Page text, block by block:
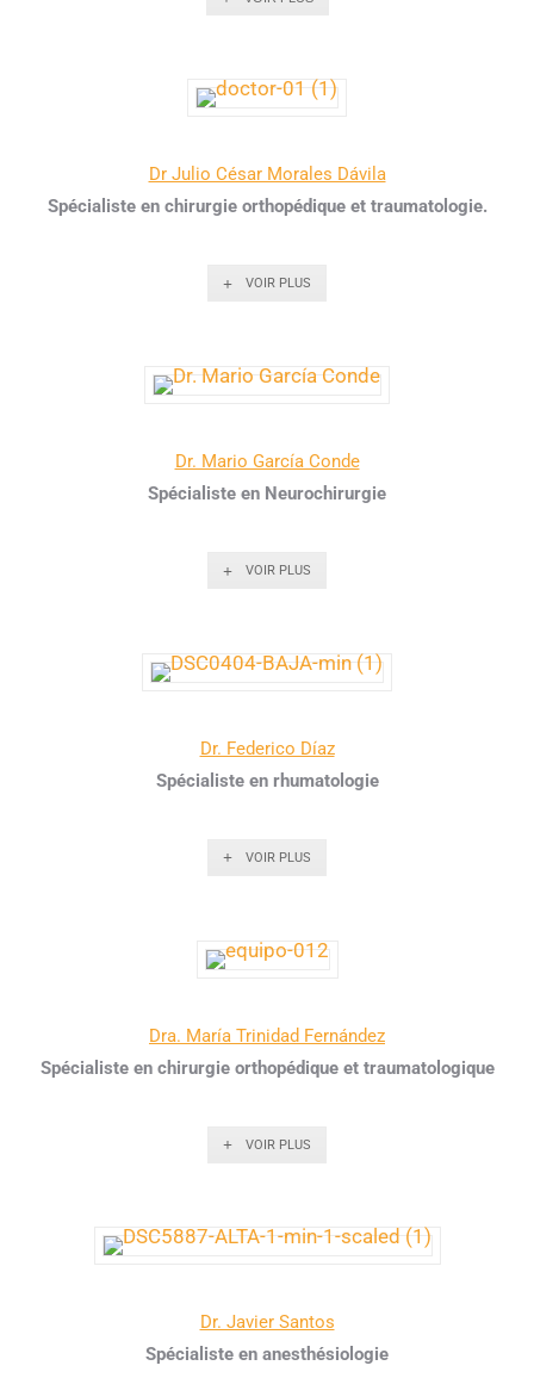
Dr Julio César Morales Dávila
Spécialiste en chirurgie orthopédique et traumatologie.
VOIR PLUS
Dr. Mario García Conde
Spécialiste en Neurochirurgie
VOIR PLUS
Dr. Federico Díaz
Spécialiste en rhumatologie
VOIR PLUS
Dra. María Trinidad Fernández
Spécialiste en chirurgie orthopédique et traumatologique
VOIR PLUS
Dr. Javier Santos
Spécialiste en anesthésiologie